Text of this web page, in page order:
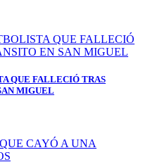
QUE FALLECIÓ TRAS
MIGUEL